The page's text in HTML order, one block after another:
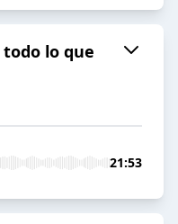
todo lo que
21:53